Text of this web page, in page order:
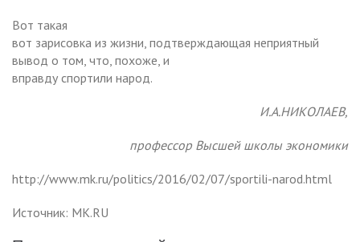
Вот такая
вот зарисовка из жизни, подтверждающая неприятный
вывод о том, что, похоже, и
вправду спортили народ.
И.А.НИКОЛАЕВ,
профессор Высшей школы экономики
http://www.mk.ru/politics/2016/02/07/sportili-narod.html
Источник: MK.RU